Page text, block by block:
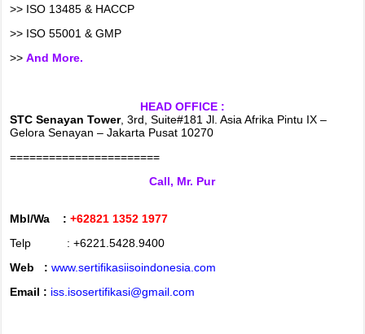
>> ISO 13485 & HACCP
>> ISO 55001 & GMP
>>And More.
HEAD OFFICE :
STC Senayan Tower, 3rd, Suite#181 Jl. Asia Afrika Pintu IX –
Gelora Senayan – Jakarta Pusat 10270
=======================
Call, Mr. Pur
Mbl/Wa :+62821 1352 1977
Telp : +6221.5428.9400
Web :www.sertifikasiisoindonesia.com
Email : iss.isosertifikasi@gmail.com